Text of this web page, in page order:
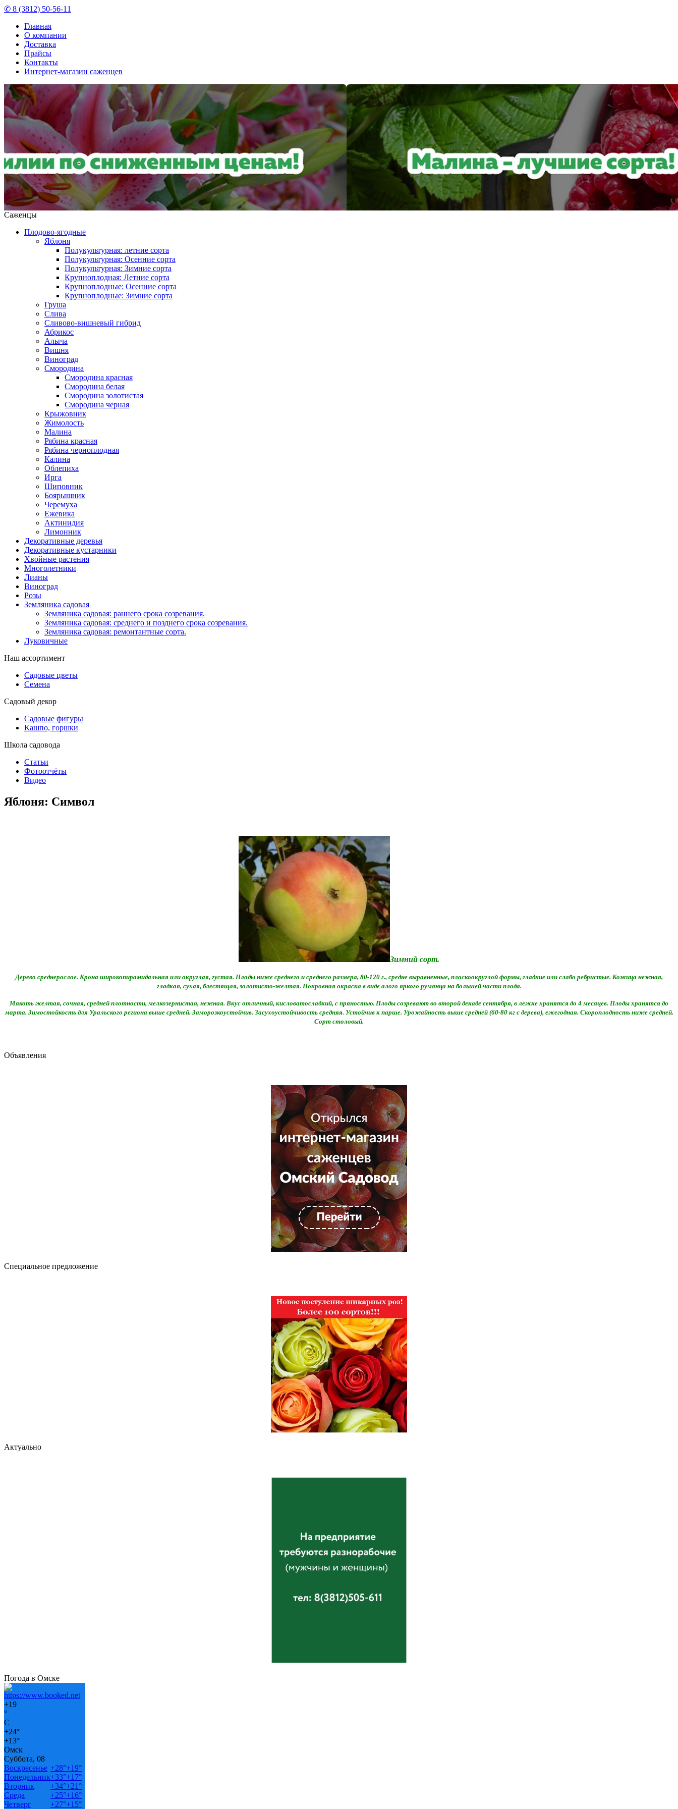
✆ 8 (3812) 50-56-11
Главная
О компании
Доставка
Прайсы
Контакты
Интернет-магазин саженцев
Саженцы
Плодово-ягодные
Яблоня
Полукультурная: летние сорта
Полукультурная: Осенние сорта
Полукультурная: Зимние сорта
Крупноплодная: Летние сорта
Крупноплодные: Осенние сорта
Крупноплодные: Зимние сорта
Груша
Слива
Сливово-вишневый гибрид
Абрикос
Алыча
Вишня
Виноград
Смородина
Смородина красная
Смородина белая
Смородина золотистая
Смородина черная
Крыжовник
Жимолость
Малина
Рябина красная
Рябина черноплодная
Калина
Облепиха
Ирга
Шиповник
Боярышник
Черемуха
Ежевика
Актинидия
Лимонник
Декоративные деревья
Декоративные кустарники
Хвойные растения
Многолетники
Лианы
Виноград
Розы
Земляника садовая
Земляника садовая: раннего срока созревания.
Земляника садовая: среднего и позднего срока созревания.
Земляника садовая: ремонтантные сорта.
Луковичные
Наш ассортимент
Садовые цветы
Семена
Садовый декор
Садовые фигуры
Кашпо, горшки
Школа садовода
Статьи
Фотоотчёты
Видео
Яблоня: Символ
Зимний сорт.
Дерево среднерослое. Крона широкопирамидальная или округлая, густая. Плоды ниже среднего и среднего размера, 80-120 г., средне выравненные, плоскоокруглой формы, гладкие или слабо ребристые. Кожица нежная,
гладкая, сухая, блестящая, золотисто-желтая. Покровная окраска в виде алого яркого румянца на большей части плода.
Мякоть желтая, сочная, средней плотности, мелкозернистая, нежная. Вкус отличный, кисловатосладкий, с пряностью. Плоды созревают во второй декаде сентября, в лежке хранятся до 4 месяцев. Плоды хранятся до
марта. Зимостойкость для Уральского региона выше средней. Заморозкоустойчив. Засухоустойчивость средняя. Устойчив к парше. Урожайность выше средней (60-80 кг с дерева), ежегодная. Скороплодность ниже средней.
Сорт столовый.
Объявления
Специальное предложение
Актуально
Погода в Омске
+19
°
C
+24°
+13°
Омск
Суббота, 08
Воскресенье +28°+19°
Понедельник+33°+17°
Вторник
+34°+21°
Среда
+25°+16°
Четверг
+27°+15°